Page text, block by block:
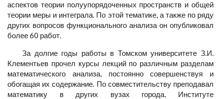
аспектов теории полуупорядоченных пространств и общей
теории меры и интеграла. По этой тематике, а также по ряду
других вопросов функционального анализа он опубликовал
более 60 работ.
За долгие годы работы в Томском университете З.И.
Клементьев прочел курсы лекций по различным разделам
математического анализа, постоянно совершенствуя и
обогащая их содержание. По совместительству преподавал
математику в других вузах города, Институте